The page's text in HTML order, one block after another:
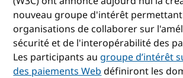
nouveau groupe d'intérêt
organisations de collaborer sur
sécurité et de l'interopérabilité des
Les participants au groupe d’intérêt
des paiements Webdéfiniront les